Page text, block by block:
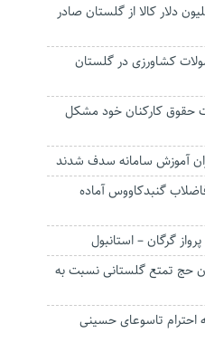
افزون بر ۱۰۳ میلیون دلار کالا از گلستان صادر
کشاورزی در گلستان
حقوق کارکنان خود مشکل
آموزش سامانه سدف شدند
گنبدکاووس آماده
گرگان – استانبول
زائران حج تمتع گلستانی نسبت به
احترام تاسوعای حسینی